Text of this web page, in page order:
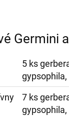
Germini
5 ks
gypsophila,
7 ks
gypsophila,